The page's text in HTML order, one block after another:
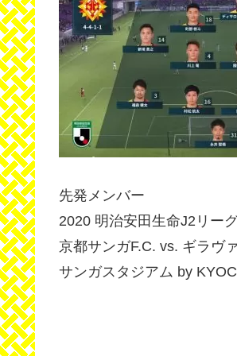
先発メンバー
2020 明治安田生命J2リー
京都サンガF.C. vs. ギラヴ
サンガスタジアム by